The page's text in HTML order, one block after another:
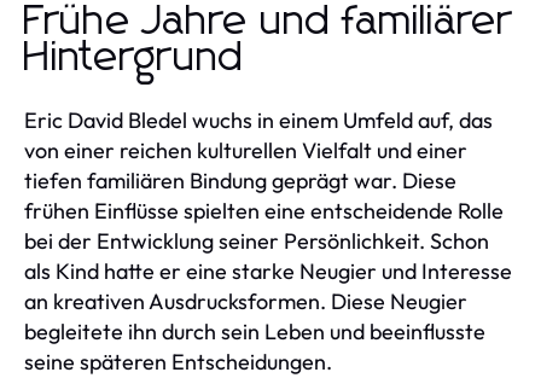
Frühe Jahre und familiärer
Hintergrund
Eric David Bledel wuchs in einem Umfeld auf, das
von einer reichen kulturellen Vielfalt und einer
tiefen familiären Bindung geprägt war. Diese
frühen Einflüsse spielten eine entscheidende Rolle
bei der Entwicklung seiner Persönlichkeit. Schon
als Kind hatte er eine starke Neugier und Interesse
an kreativen Ausdrucksformen. Diese Neugier
begleitete ihn durch sein Leben und beeinflusste
seine späteren Entscheidungen.